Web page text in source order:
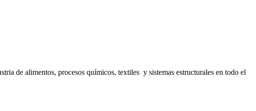
de alimentos, procesos químicos, textiles y sistemas estructurales en todo el